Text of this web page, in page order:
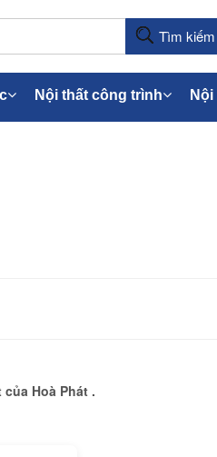
Tìm kiếm
Nội thất công trình
Hoà Phát .